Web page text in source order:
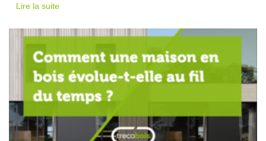
Lire la suite